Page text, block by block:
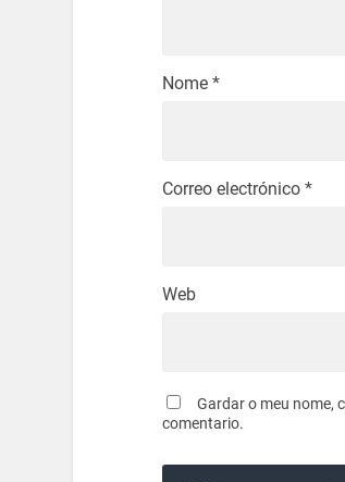
Nome *
Correo electrónico *
Web
Gardar o meu nome,
comentario.